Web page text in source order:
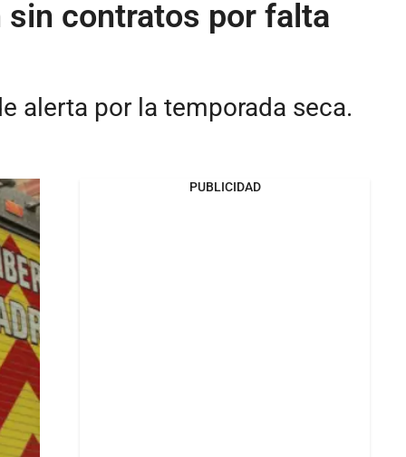
sin contratos por falta
alerta por la temporada seca.
PUBLICIDAD